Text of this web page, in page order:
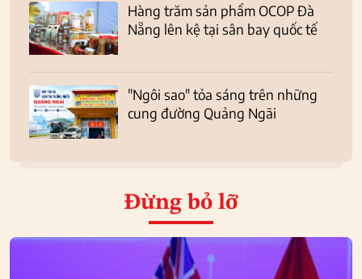
Hàng trăm sản phẩm OCOP Đà
Nẵng lên kệ tại sân bay quốc tế
"Ngôi sao" tỏa sáng trên những
cung đường Quảng Ngãi
Đừng bỏ lỡ